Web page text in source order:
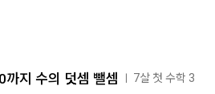
지 수의 덧셈 뺄셈 7살 첫 수학 3